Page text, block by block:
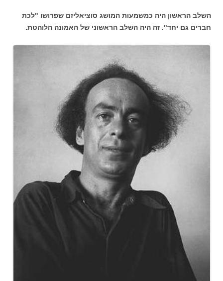
השלב הראשון היה כמשמעות המושג סוציאליזם שפרושו "לכת
חברים גם יחד". זה היה השלב הראשוני של האמונה הלוהטת.